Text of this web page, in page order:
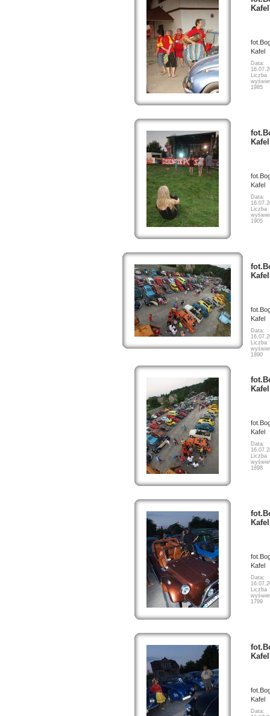
Kafel
Kafel
Data:
Liczba
1985
Kafel
Kafel
Data:
Liczba
1905
Kafel
Kafel
Data:
Liczba
1890
Kafel
Kafel
Data:
Liczba
1898
Kafel
Kafel
Data:
Liczba
1799
Kafel
Kafel
Data: